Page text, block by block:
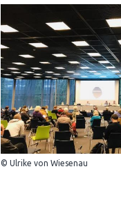
© Ulrike von Wiesenau